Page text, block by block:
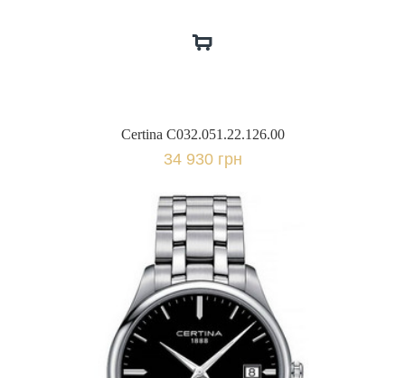
Certina C032.051.22.126.00
34 930 грн